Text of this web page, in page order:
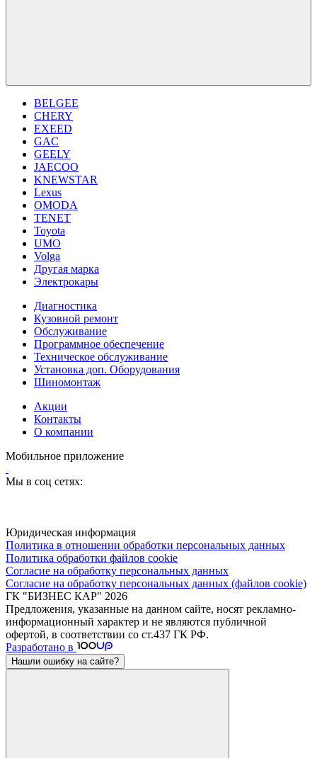
BELGEE
CHERY
EXEED
GAC
GEELY
JAECOO
KNEWSTAR
Lexus
OMODA
TENET
Toyota
UMO
Volga
Другая марка
Электрокары
Диагностика
Кузовной ремонт
Обслуживание
Программное обеспечение
Техническое обслуживание
Установка доп. Оборудования
Шиномонтаж
Акции
Контакты
О компании
Мобильное приложение
Мы в соц сетях:
Юридическая информация
Политика в отношении обработки персональных данных
Политика обработки файлов cookie
Согласие на обработку персональных данных
Согласие на обработку персональных данных (файлов cookie)
ГК "БИЗНЕС КАР" 2026
Предложения, указанные на данном сайте, носят рекламно-
информационный характер и не являются публичной
офертой, в соответствии со ст.437 ГК РФ.
Разработано в
Нашли ошибку на сайте?